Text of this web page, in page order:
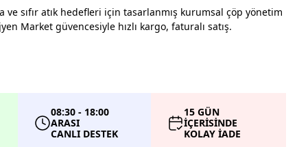
ve sıfır atık hedefleri için tasarlanmış kurumsal çöp yönetim
Market güvencesiyle hızlı kargo, faturalı satış.
08:30 - 18:00
ARASI
CANLI DESTEK
15 GÜN
İÇERİSİNDE
KOLAY İADE